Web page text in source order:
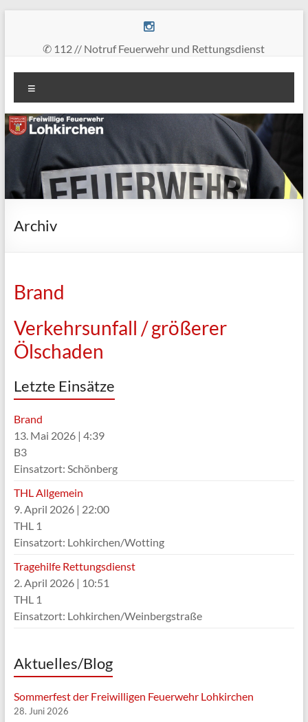
springen✆ 112 // Notruf Feuerwehr und Rettungsdienst
Freiwillige
Feuerwehr
Lohkirchen
retten
löschen
bergen
Archiv
Brand
Verkehrsunfall / größerer
Ölschaden
Letzte Einsätze
Brand
13. Mai 2026| 4:39
B3
Einsatzort: Schönberg
THL Allgemein
9. April 2026| 22:00
THL 1
Einsatzort: Lohkirchen/Wotting
Tragehilfe Rettungsdienst
2. April 2026| 10:51
THL 1
Einsatzort: Lohkirchen/Weinbergstraße
Aktuelles/Blog
Sommerfest der Freiwilligen Feuerwehr Lohkirchen
28. Juni 2026